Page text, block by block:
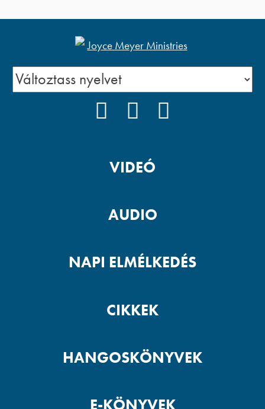
VIDEÓ
AUDIO
NAPI ELMÉLKEDÉS
CIKKEK
HANGOSKÖNYVEK